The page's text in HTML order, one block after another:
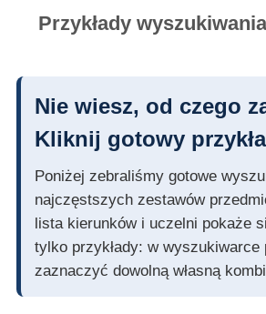
Przykłady
Nie wiesz, od czego
Kliknij gotowy
Poniżej zebraliśmy gotowe
najczęstszych zestawów
lista kierunków i uczelni pokaże
tylko przykłady: w wyszukiwarce
zaznaczyć dowolną własną